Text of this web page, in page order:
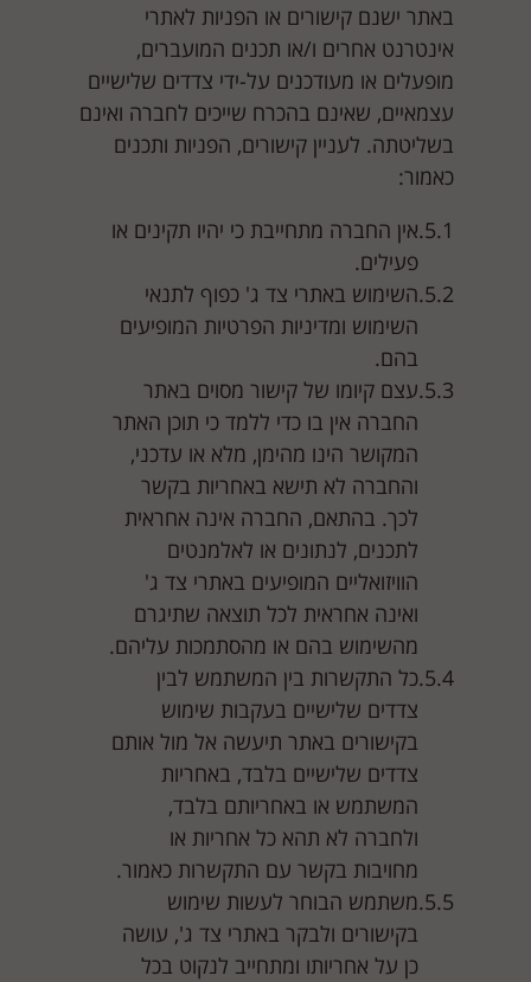
באתר ישנם קישורים או הפניות לאתרי
אינטרנט אחרים ו/או תכנים המועברים,
מופעלים או מעודכנים על-ידי צדדים שלישיים
עצמאיים, שאינם בהכרח שייכים לחברה ואינם
בשליטתה. לעניין קישורים, הפניות ותכנים
כאמור:
אין החברה מתחייבת כי יהיו תקינים או
פעילים.
השימוש באתרי צד ג' כפוף לתנאי
השימוש ומדיניות הפרטיות המופיעים
בהם.
עצם קיומו של קישור מסוים באתר
החברה אין בו כדי ללמד כי תוכן האתר
המקושר הינו מהימן, מלא או עדכני,
והחברה לא תישא באחריות בקשר
לכך. בהתאם, החברה אינה אחראית
לתכנים, לנתונים או לאלמנטים
הוויזואליים המופיעים באתרי צד ג'
ואינה אחראית לכל תוצאה שתיגרם
מהשימוש בהם או מהסתמכות עליהם.
כל התקשרות בין המשתמש לבין
צדדים שלישיים בעקבות שימוש
בקישורים באתר תיעשה אל מול אותם
צדדים שלישיים בלבד, באחריות
המשתמש או באחריותם בלבד,
ולחברה לא תהא כל אחריות או
מחויבות בקשר עם התקשרות כאמור.
משתמש הבוחר לעשות שימוש
בקישורים ולבקר באתרי צד ג', עושה
כן על אחריותו ומתחייב לנקוט בכל